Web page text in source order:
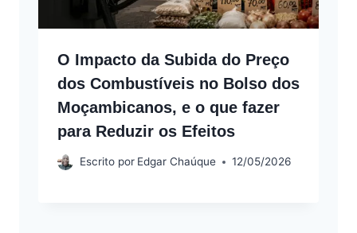
O Impacto da Subida do Preço
dos Combustíveis no Bolso dos
Moçambicanos, e o que fazer
para Reduzir os Efeitos
Escrito por Edgar Chaúque 12/05/2026